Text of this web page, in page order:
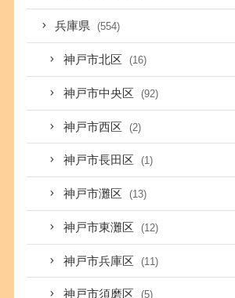
兵庫県 (554)
神戸市北区 (16)
神戸市中央区 (92)
神戸市西区 (2)
神戸市長田区 (1)
神戸市灘区 (13)
神戸市東灘区 (12)
神戸市兵庫区 (11)
神戸市須磨区 (5)